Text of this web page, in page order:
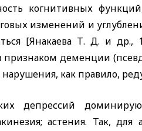
когнитивных
изменений и
[Янакаева Т. Д. и др.,
признаком деменции
как правило,
депрессий
астения. Так, для